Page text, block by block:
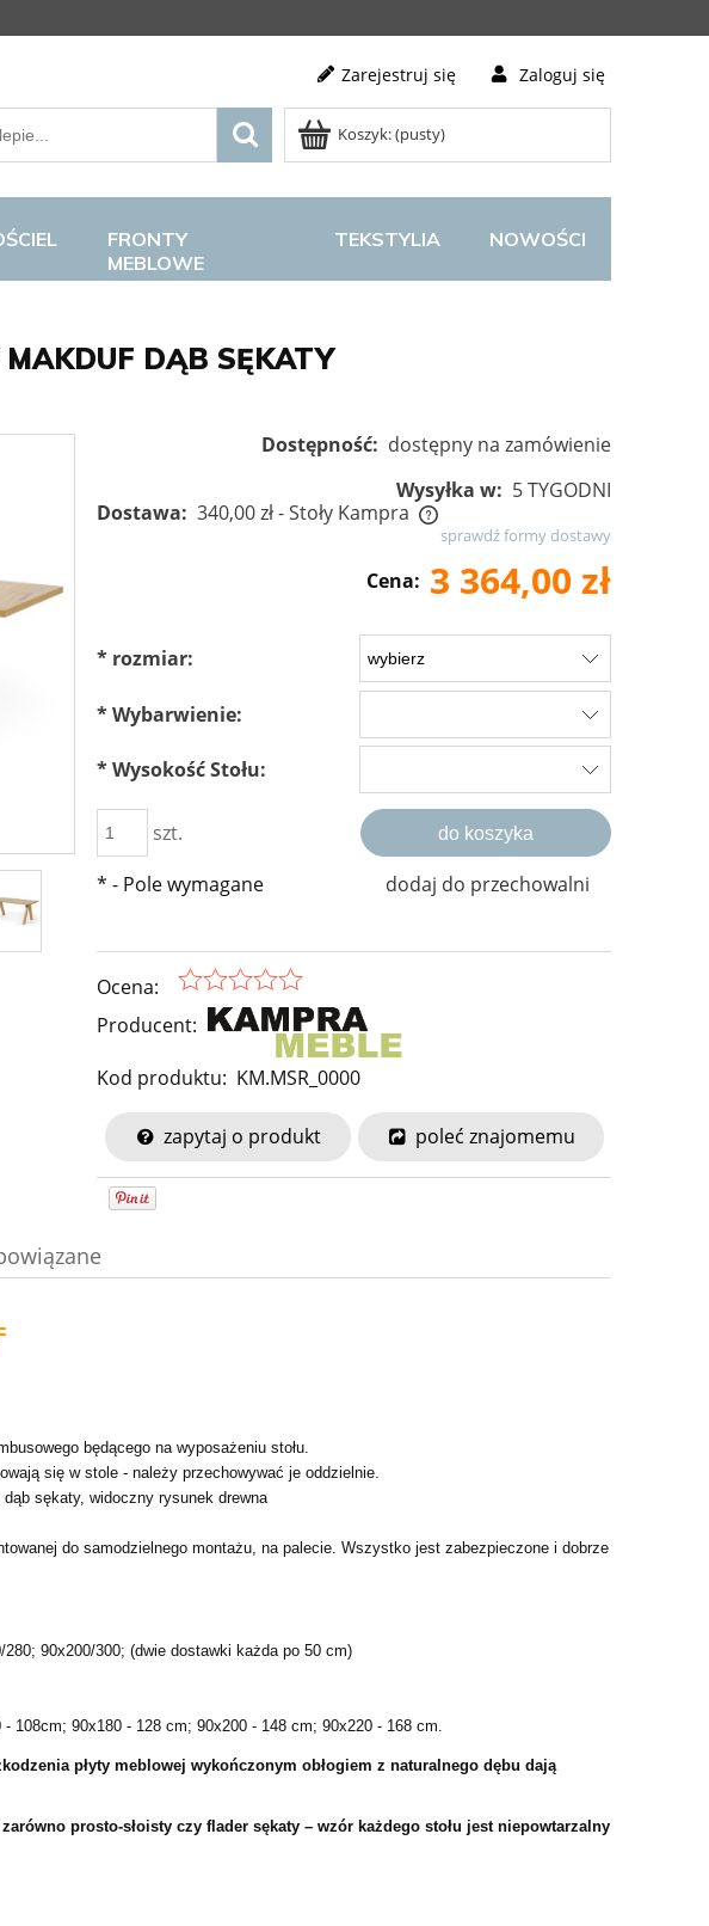
Zarejestruj się Zaloguj się
Koszyk:(pusty)
FRONTY
MEBLOWE
TEKSTYLIA NOWOŚCI
DĄB SĘKATY
Dostępność: dostępny na zamówienie
Wysyłka w: 5 TYGODNI
Dostawa: 340,00 zł- Stoły Kampra
sprawdź formy dostawy
Cena: 3 364,00 zł
* rozmiar:
*Wybarwienie:
*Wysokość Stołu:
szt. do koszyka
dodaj do przechowalni
* - Pole wymagane
Ocena:
Producent:
Kod produktu: KM.MSR_0000
zapytaj o produkt poleć znajomemu
będącego na wyposażeniu stołu.
się w stole - należy przechowywać je oddzielnie.
sękaty, widoczny rysunek drewna
do samodzielnego montażu, na palecie. Wszystko jest zabezpieczone i dobrze
90x200/300; (dwie dostawki każda po 50 cm)
108cm; 90x180 - 128 cm; 90x200 - 148 cm; 90x220 - 168 cm.
płyty meblowej wykończonym obłogiem z naturalnego dębu dają
prosto-słoisty czy flader sękaty – wzór każdego stołu jest niepowtarzalny